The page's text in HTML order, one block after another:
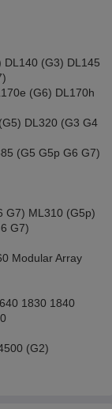
DL140 (G3) DL145
(G6) DL170h
DL320 (G3 G4
(G5 G5p G6 G7)
G7) ML310 (G5p)
G7)
Modular Array
1830 1840
(G2)